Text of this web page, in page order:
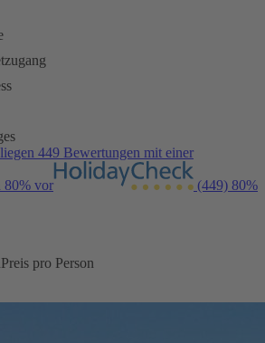
449 Bewertungen mit einer
80% vor (449) 80%
Preis pro Person